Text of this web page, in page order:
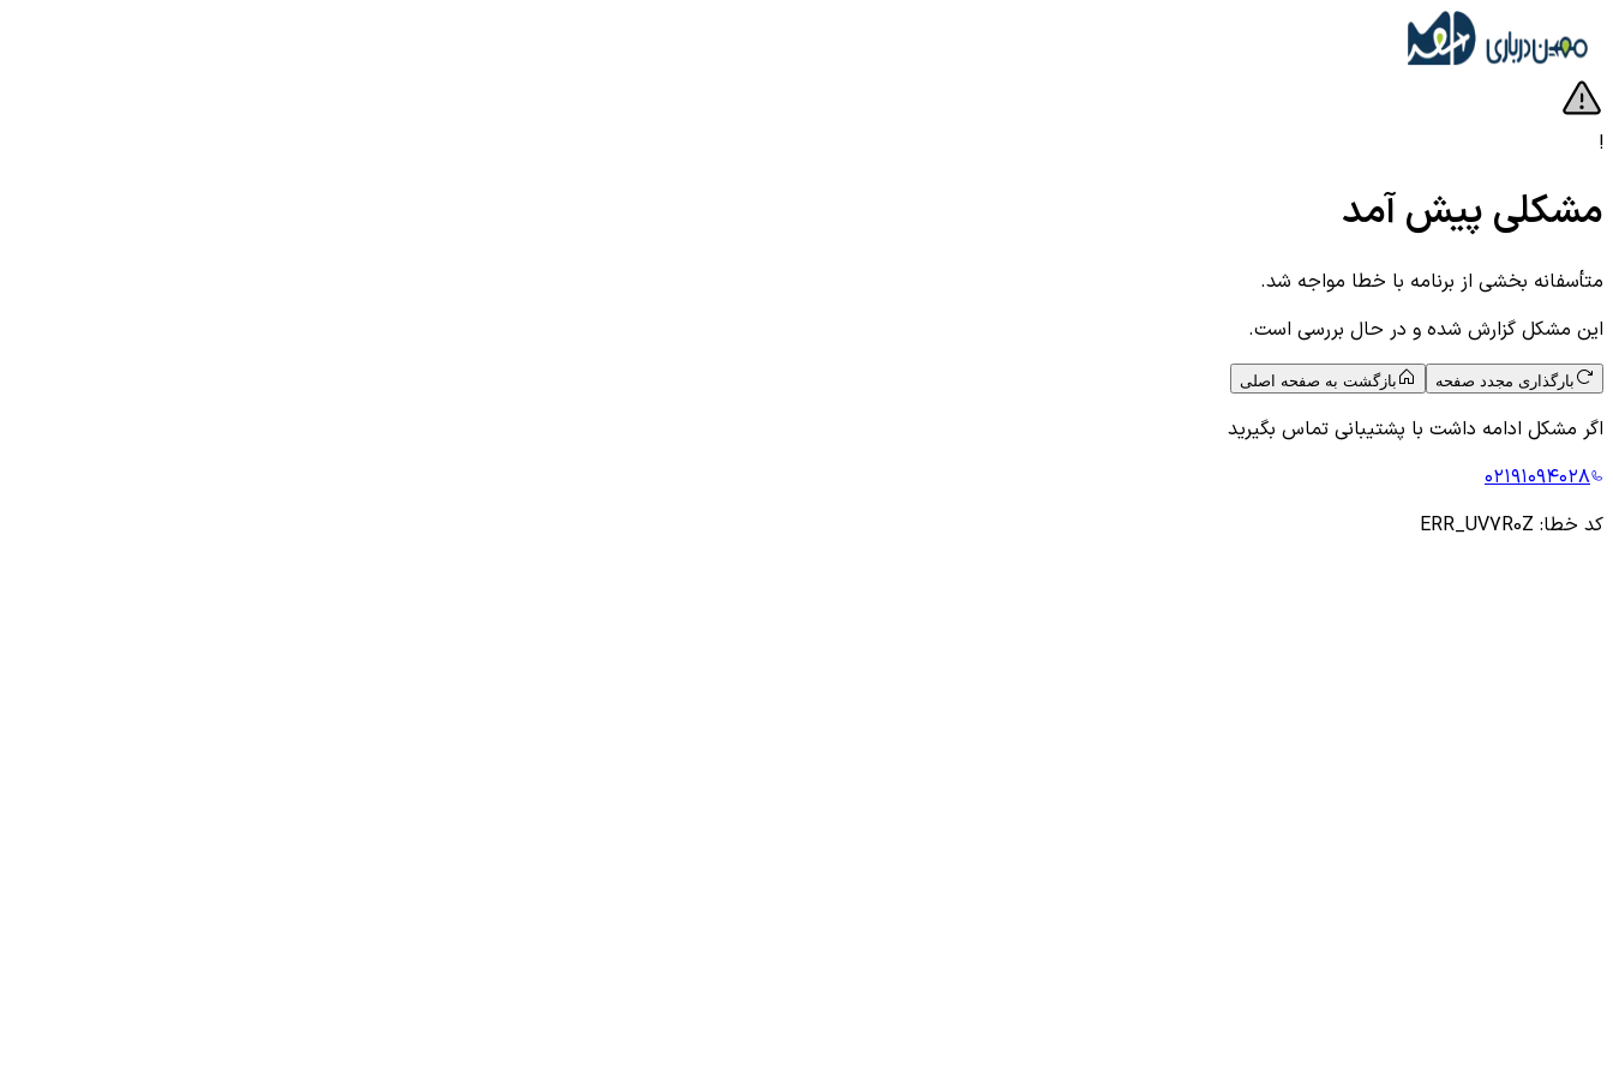
!
مشکلی پیش آمد
متأسفانه بخشی از برنامه با خطا مواجه شد.
این مشکل گزارش شده و در حال بررسی است.
بارگذاری مجدد صفحه بازگشت به صفحه اصلی
اگر مشکل ادامه داشت با پشتیبانی تماس بگیرید
۰۲۱۹۱۰۹۴۰۲۸
کد خطا: ERR_UV7R0Z